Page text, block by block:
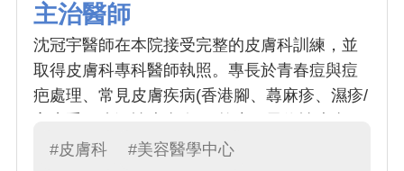
主治醫師
沈冠宇醫師在本院接受完整的皮膚科訓練，並
取得皮膚科專科醫師執照。專長於青春痘與痘
疤處理、常見皮膚疾病(香港腳、蕁麻疹、濕疹/
炎、白斑及其他色素疾病、感染疾患、指甲疾
#皮膚科 #美容醫學中心